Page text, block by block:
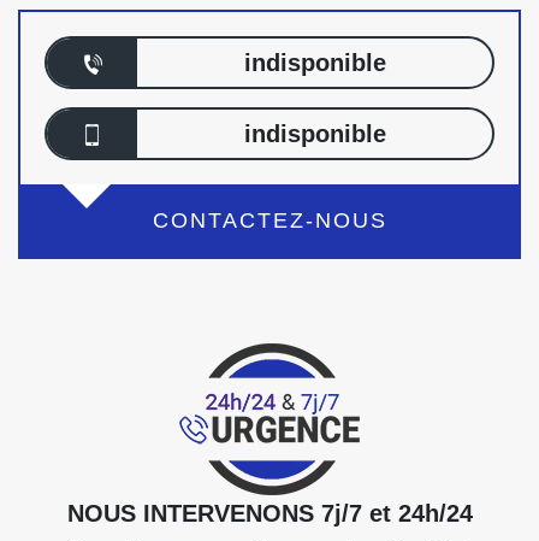
indisponible
indisponible
CONTACTEZ-NOUS
NOUS INTERVENONS 7j/7 et 24h/24